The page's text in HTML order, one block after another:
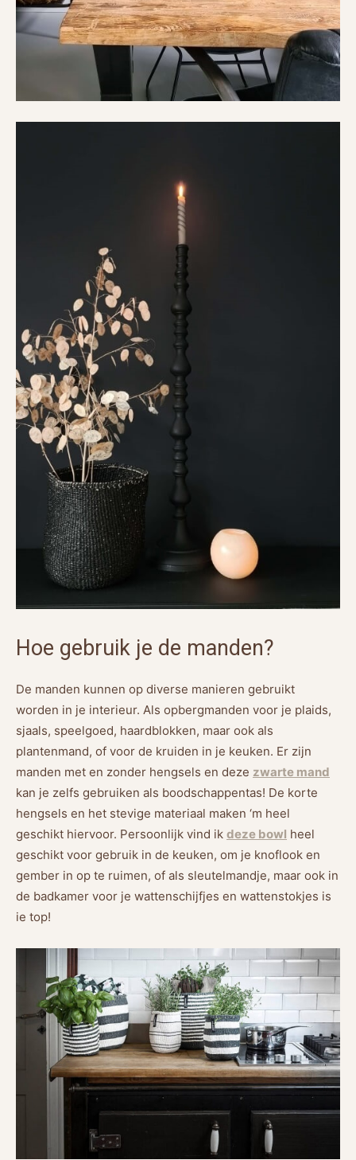
Hoe gebruik je de manden?
De manden kunnen op diverse manieren gebruikt
worden in je interieur. Als opbergmanden voor je plaids,
sjaals, speelgoed, haardblokken, maar ook als
plantenmand, of voor de kruiden in je keuken. Er zijn
manden met en zonder hengsels en deze zwarte mand
kan je zelfs gebruiken als boodschappentas! De korte
hengsels en het stevige materiaal maken ‘m heel
geschikt hiervoor. Persoonlijk vind ik deze bowl heel
geschikt voor gebruik in de keuken, om je knoflook en
gember in op te ruimen, of als sleutelmandje, maar ook in
de badkamer voor je wattenschijfjes en wattenstokjes is
ie top!